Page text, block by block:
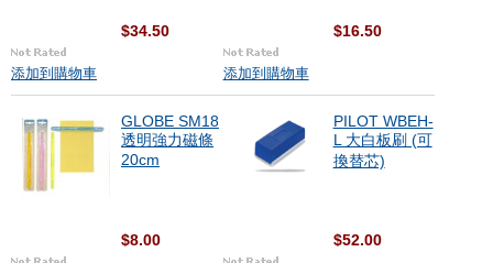
$34.50
添加到購物車
$16.50
添加到購物車
GLOBE SM18
透明強力磁條
20cm
$8.00
PILOT WBEH-
L 大白板刷 (可
換替芯)
$52.00